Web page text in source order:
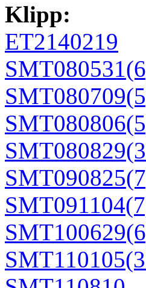
Klipp:
ET2140219